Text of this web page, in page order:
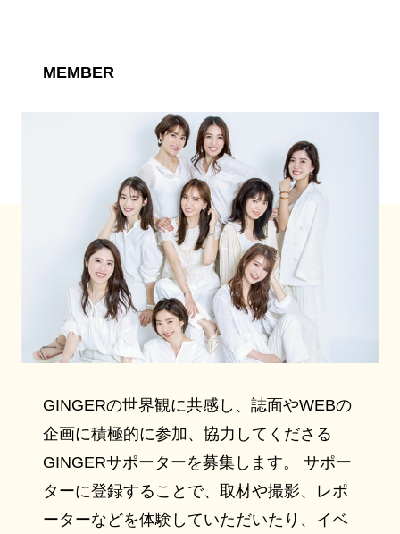
MEMBER
GINGERの世界観に共感し、誌面やWEBの
企画に積極的に参加、協力してくださる
GINGERサポーターを募集します。 サポー
ターに登録することで、取材や撮影、レポ
ーターなどを体験していただいたり、イベ